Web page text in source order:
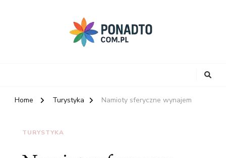
Home Turystyka Namioty sferyczne wynajem
TURYSTYKA